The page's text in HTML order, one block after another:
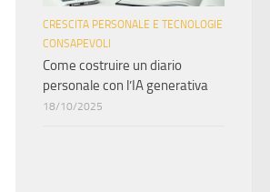
CRESCITA PERSONALE E TECNOLOGIE
CONSAPEVOLI
Come costruire un diario
personale con l’IA generativa
18/10/2025